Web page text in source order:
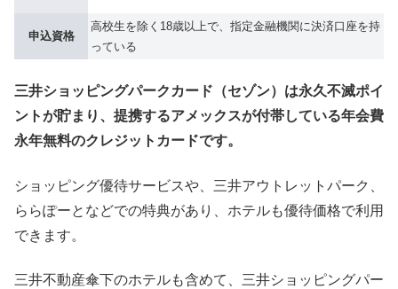
申込資格
高校生を除く18歳以上で、指定金融機関に決済口座を持
っている
三井ショッピングパークカード（セゾン）は永久不滅ポイ
ントが貯まり、提携するアメックスが付帯している年会費
永年無料のクレジットカードです。
ショッピング優待サービスや、三井アウトレットパーク、
ららぽーとなどでの特典があり、ホテルも優待価格で利用
できます。
三井不動産傘下のホテルも含めて、三井ショッピングパー